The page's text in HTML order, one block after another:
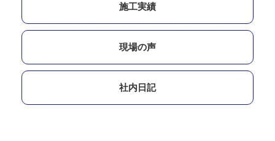
施工実績
現場の声
社内日記